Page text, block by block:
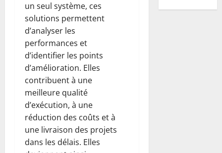
un seul système, ces
solutions permettent
d’analyser les
performances et
d’identifier les points
d’amélioration. Elles
contribuent à une
meilleure qualité
d’exécution, à une
réduction des coûts et à
une livraison des projets
dans les délais. Elles